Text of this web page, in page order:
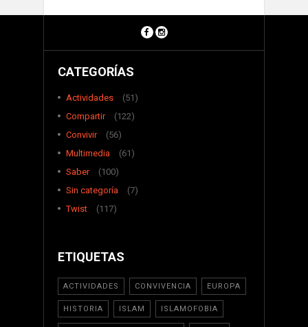
CATEGORÍAS
Actividades
(51)
Compartir
(122)
Convivir
(56)
Multimedia
(61)
Saber
(100)
Sin categoría
(7)
Twist
(117)
ETIQUETAS
ACTIVIDADES CONVIVENCIA EUROPA
HISTORIA ISLAM ISLAMOFOBIA